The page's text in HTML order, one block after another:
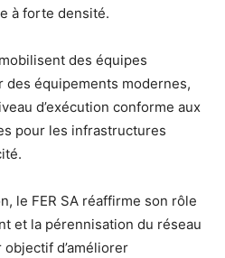
à forte densité.
des équipes
des équipements modernes,
d’exécution conforme aux
pour les infrastructures
le FER SA réaffirme son rôle
et la pérennisation du réseau
d’améliorer